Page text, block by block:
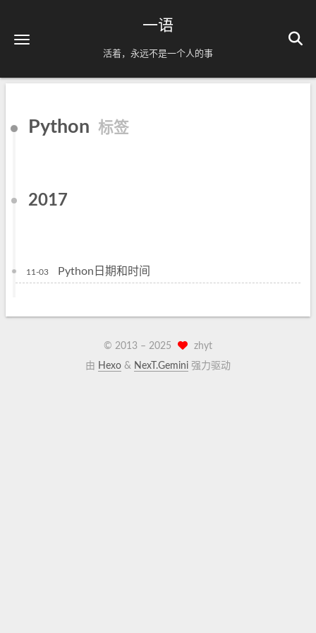
一语
活着，永远不是一个人的事
Python 标签
2017
11-03 Python日期和时间
© 2013 – 2025
zhyt
由 Hexo & NexT.Gemini 强力驱动